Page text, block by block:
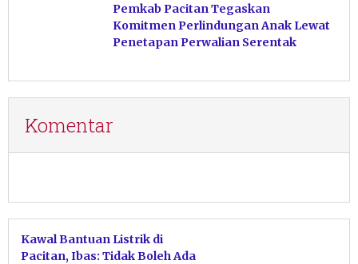
Pemkab Pacitan Tegaskan
Komitmen Perlindungan Anak Lewat
Penetapan Perwalian Serentak
Komentar
Kawal Bantuan Listrik di
Pacitan, Ibas: Tidak Boleh Ada